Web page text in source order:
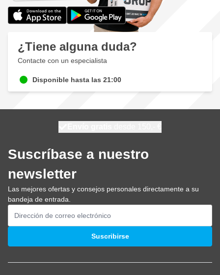
¿Tiene alguna duda?
Contacte con un especialista
Disponible hasta las 21:00
Suscríbase a nuestro
newsletter
Las mejores ofertas y consejos personales directamente a su
bandeja de entrada.
Dirección de email
Suscribirse